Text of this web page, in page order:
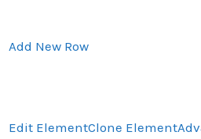
Add New Row
Edit ElementClone Element